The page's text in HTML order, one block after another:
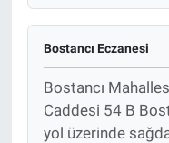
Bostancı Eczanesi
Bostancı
Caddesi 54 B
yol üzerinde